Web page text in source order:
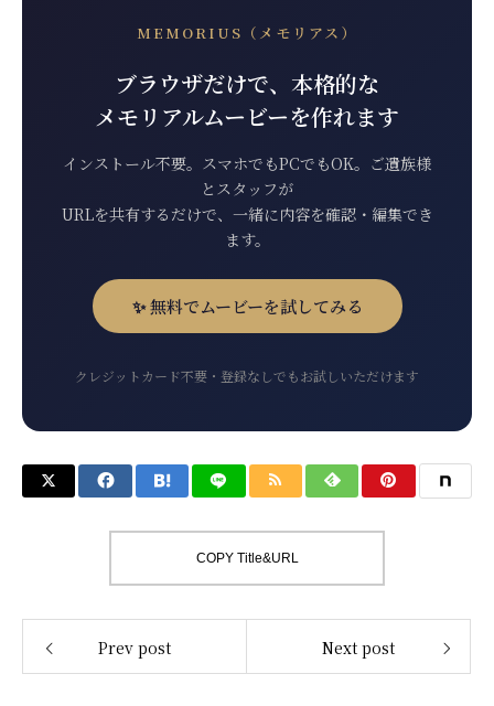
MEMORIUS（メモリアス）
ブラウザだけで、本格的な
メモリアルムービーを作れます
インストール不要。スマホでもPCでもOK。ご遺族様
とスタッフが
URLを共有するだけで、一緒に内容を確認・編集でき
ます。
✨ 無料でムービーを試してみる
クレジットカード不要・登録なしでもお試しいただけます
COPY Title&URL
Prev post Next post